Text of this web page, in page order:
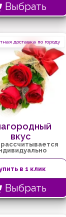
Выбрать
доставка по городу
вкус
в 1 клик
Выбрать